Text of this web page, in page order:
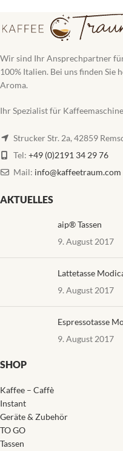
Wir sind Ihr Ansprechpartner
100% Italien. Bei uns finden Sie
Aroma.
Ihr Spezialist für
Strucker Str. 2a, 42859
Tel: +49 (0)2191 34 29 76
Mail: info@kaffeetraum.com
AKTUELLES
aip® Tassen
9. August 2017
Lattetasse
9. August 2017
Espressotasse
9. August 2017
SHOP
Kaffee – Caffè
Instant
Geräte & Zubehör
TO GO
Tassen